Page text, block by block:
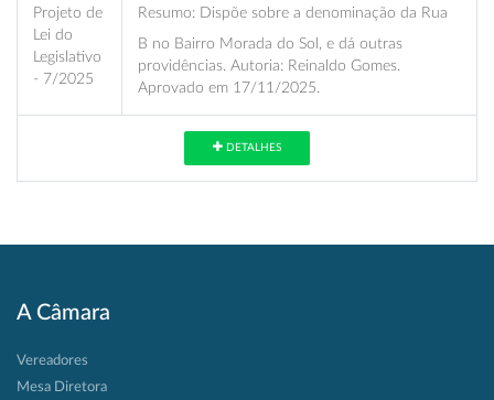
Projeto de
Lei do
Legislativo
- 7/2025
Resumo: Dispõe sobre a denominação da Rua
B no Bairro Morada do Sol, e dá outras
providências. Autoria: Reinaldo Gomes.
Aprovado em 17/11/2025.
DETALHES
A Câmara
Vereadores
Mesa Diretora